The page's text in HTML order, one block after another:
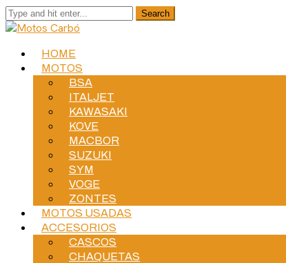
HOME
MOTOS
BSA
ITALJET
KAWASAKI
KOVE
MACBOR
SUZUKI
SYM
VOGE
ZONTES
MOTOS USADAS
ACCESORIOS
CASCOS
CHAQUETAS